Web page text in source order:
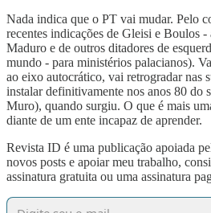
Nada indica que o PT vai mudar. Pelo
recentes indicações de Gleisi e Boulos -
Maduro e de outros ditadores de
mundo - para ministérios palacianos).
ao eixo autocrático, vai retrogradar nas
instalar definitivamente nos anos 80 do
Muro), quando surgiu. O que é mais
diante de um ente incapaz de aprender.
Revista ID é uma publicação apoiada
novos posts e apoiar meu trabalho,
assinatura gratuita ou uma assinatura